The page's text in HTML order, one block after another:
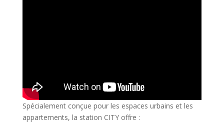
Spécialement conçue pour les espaces urbains et les
appartements, la station CITY offre :